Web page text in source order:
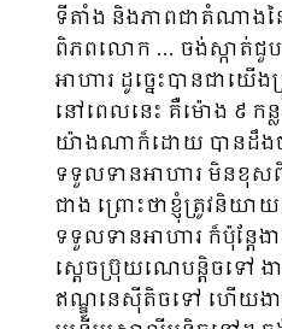
ទីតាំង និងភាពជាតំណាងន
ពិភពលោក … ចង់ស្កាត់ជួ
អាហារ ដូច្នេះបានជាយើង
នៅពេលនេះ គឺម៉ោង ៩ ក
យ៉ាងណាក៏ដោយ បានដឹងថ
ទទួលទានអាហារ មិនខុសពី
ជាង ព្រោះថាខ្ញុំត្រូវនិយា
ទទួលទានអាហារ ក៏ប៉ុន្តែ
ស្ដេចប្រ៊ុយណេបន្តិចទៅ ង
ឥណ្ឌូនេស៊ីតិចទៅ ហើយងា